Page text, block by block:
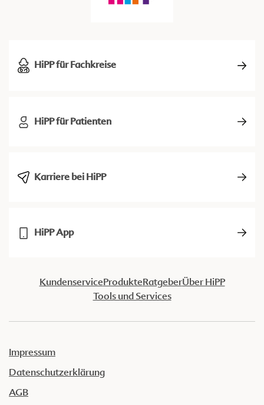
HiPP für Fachkreise
HiPP für Patienten
Karriere bei HiPP
HiPP App
KundenserviceProdukteRatgeberÜber HiPP
Tools und Services
Impressum
Datenschutzerklärung
AGB